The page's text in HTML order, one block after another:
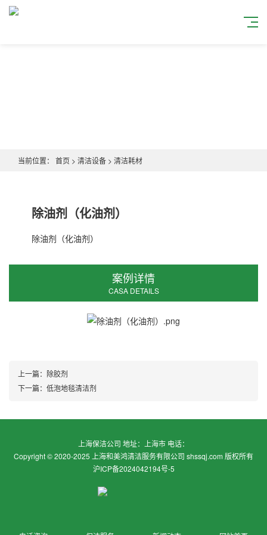
当前位置： 首页 > 清洁设备 > 清洁耗材
除油剂（化油剂）
除油剂（化油剂）
案例详情
CASA DETAILS
上一篇： 除胶剂
下一篇： 低泡地毯清洁剂
上海保洁公司 地址：上海市 电话：
Copyright © 2020-2025 上海和美鸿清洁服务有限公司 shssqj.com 版权所有
沪ICP备2024042194号-5